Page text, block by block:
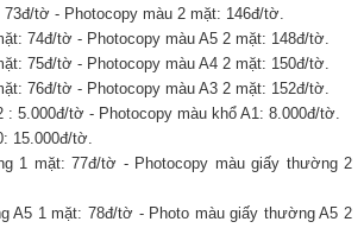
73đ/tờ - Photocopy màu 2 mặt: 146đ/tờ.
74đ/tờ - Photocopy màu A5 2 mặt: 148đ/tờ.
75đ/tờ - Photocopy màu A4 2 mặt: 150đ/tờ.
76đ/tờ - Photocopy màu A3 2 mặt: 152đ/tờ.
: 5.000đ/tờ - Photocopy màu khổ A1: 8.000đ/tờ.
15.000đ/tờ.
1 mặt: 77đ/tờ - Photocopy màu giấy thường 2
A5 1 mặt: 78đ/tờ - Photo màu giấy thường A5 2